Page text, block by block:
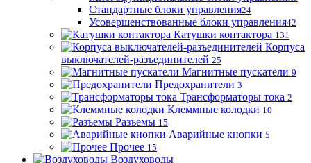
Стандартные блоки управления24
Усовершенствованные блоки управления42
Катушки контактора 131
Корпуса
выключателей-разъединителей 25
Магнитные пускатели 9
Предохранители 3
Трансформаторы тока 2
Клеммные колодки 10
Разъемы 15
Аварийные кнопки 5
Прочее 15
Воздуховоды